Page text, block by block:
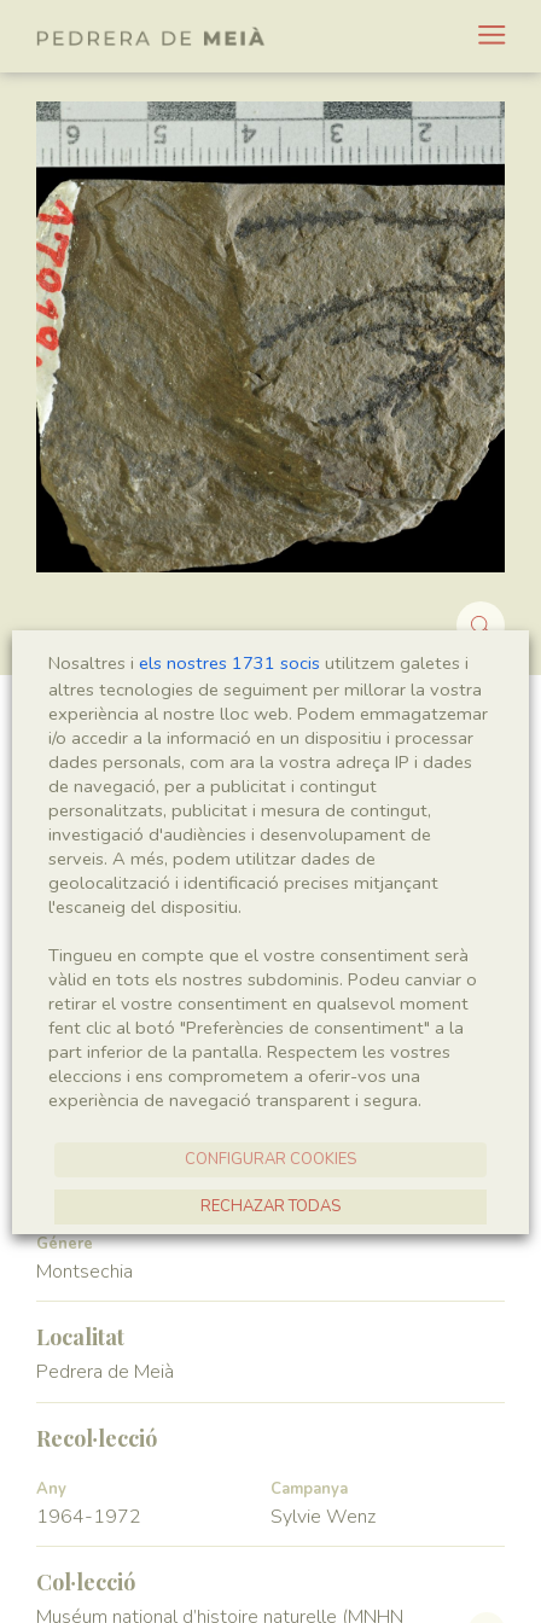
Montsechia vidalii
Sigla
MNHN 17919
Regne
Plantae
Phyllum
Spermatophyta
Subphyllum
Angiospermae
Classe
Magnoliopsida
Familia
Génere
Montsechia
Localitat
Pedrera de Meià
Recol·lecció
Any
1964-1972
Campanya
Sylvie Wenz
Col·lecció
Muséum national d’histoire naturelle (MNHN
Nosaltres i els nostres 1731 socis utilitzem galetes i
altres tecnologies de seguiment per millorar la vostra
experiència al nostre lloc web. Podem emmagatzemar
i/o accedir a la informació en un dispositiu i processar
dades personals, com ara la vostra adreça IP i dades
de navegació, per a publicitat i contingut
personalitzats, publicitat i mesura de contingut,
investigació d'audiències i desenvolupament de
serveis. A més, podem utilitzar dades de
geolocalització i identificació precises mitjançant
l'escaneig del dispositiu.
Tingueu en compte que el vostre consentiment serà
vàlid en tots els nostres subdominis. Podeu canviar o
retirar el vostre consentiment en qualsevol moment
fent clic al botó "Preferències de consentiment" a la
part inferior de la pantalla. Respectem les vostres
eleccions i ens comprometem a oferir-vos una
experiència de navegació transparent i segura.
CONFIGURAR COOKIES
RECHAZAR TODAS
ACCEPTAR TOTES